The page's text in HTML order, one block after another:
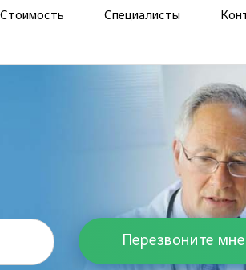
Стоимость Специалисты